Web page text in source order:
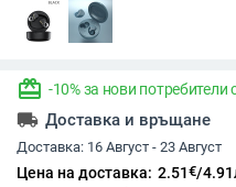
redeem -10% за нови потребители
local_shipping Доставка и връщане
Доставка: 16 Август - 23 Август
Цена на доставка: 2.51€/4.91